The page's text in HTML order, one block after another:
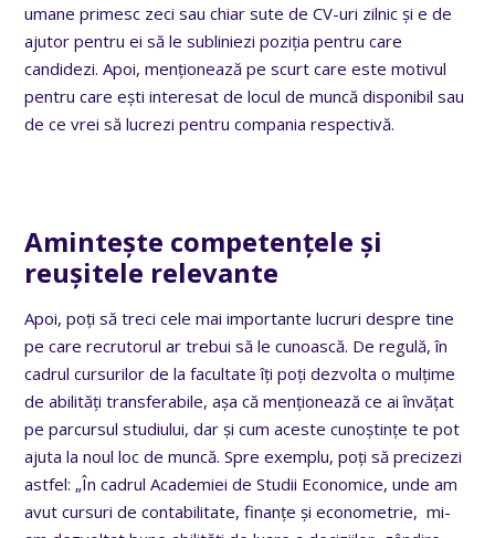
umane primesc zeci sau chiar sute de CV-uri zilnic și e de
ajutor pentru ei să le subliniezi poziția pentru care
candidezi. Apoi, menționează pe scurt care este motivul
pentru care ești interesat de locul de muncă disponibil sau
de ce vrei să lucrezi pentru compania respectivă.
Amintește competențele și
reușitele relevante
Apoi, poți să treci cele mai importante lucruri despre tine
pe care recrutorul ar trebui să le cunoască. De regulă, în
cadrul cursurilor de la facultate îți poți dezvolta o mulțime
de abilități transferabile, așa că menționează ce ai învățat
pe parcursul studiului, dar și cum aceste cunoștințe te pot
ajuta la noul loc de muncă. Spre exemplu, poți să precizezi
astfel: „În cadrul Academiei de Studii Economice, unde am
avut cursuri de contabilitate, finanțe și econometrie, mi-